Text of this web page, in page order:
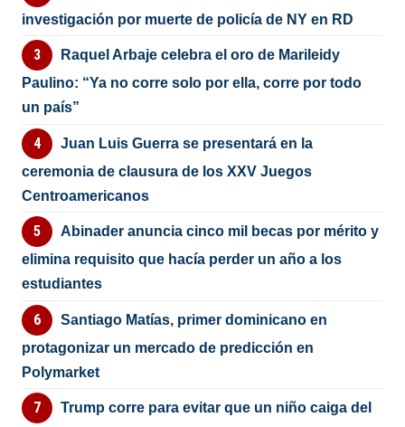
investigación por muerte de policía de NY en RD
Raquel Arbaje celebra el oro de Marileidy
Paulino: “Ya no corre solo por ella, corre por todo
un país”
Juan Luis Guerra se presentará en la
ceremonia de clausura de los XXV Juegos
Centroamericanos
Abinader anuncia cinco mil becas por mérito y
elimina requisito que hacía perder un año a los
estudiantes
Santiago Matías, primer dominicano en
protagonizar un mercado de predicción en
Polymarket
Trump corre para evitar que un niño caiga del